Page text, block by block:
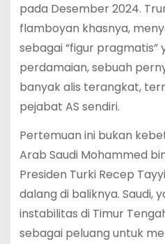
pada Desember 2024.
flamboyan khasnya,
sebagai “figur
perdamaian, sebuah
banyak alis terangkat,
pejabat AS sendiri.
Pertemuan ini bukan
Arab Saudi Mohammed
Presiden Turki Recep
dalang di baliknya. Saudi,
instabilitas di Timur
sebagai peluang untuk